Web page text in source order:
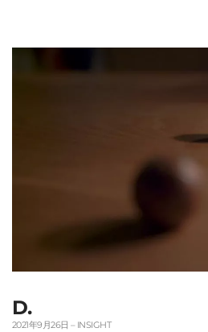
D.
2021年9月26日 – INSIGHT